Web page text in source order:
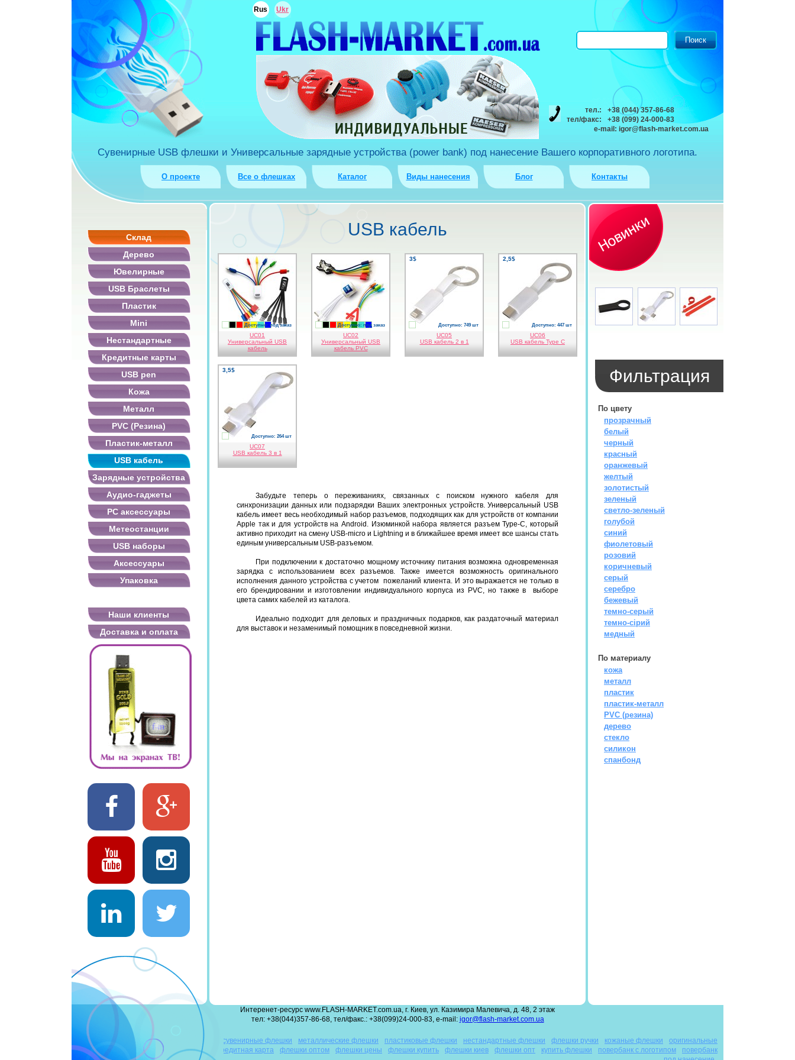
Сувенирные USB флешки и Универсальные зарядные устройства (power bank) под нанесение Вашего корпоративного логотипа.
О проекте Все о флешках Каталог Виды нанесения Блог Контакты
Rus Ukr
USB кабель
UC01
Универсальный USB
кабель
белый
черный
красный
оранжевый
желтый
голубой
синий
Доступно: под заказ
UC02
Универсальный USB
кабель PVC
белый
черный
красный
оранжевый
желтый
зеленый
голубой
синий
Доступно: под заказ
UC05
USB кабель 2 в 1
белый Доступно: 749 шт
3$
UC06
USB кабель Type C
белый Доступно: 447 шт
2,5$
UC07
USB кабель 3 в 1
белый Доступно: 264 шт
3,5$
Забудьте теперь о переживаниях, связанных с поиском нужного кабеля для
синхронизации данных или подзарядки Ваших электронных устройств. Универсальный USB
кабель имеет весь необходимый набор разъемов, подходящих как для устройств от компании
Apple так и для устройств на Android. Изюминкой набора является разъем Type-C, который
активно приходит на смену USB-micro и Lightning и в ближайшее время имеет все шансы стать
единым универсальным USB-разъемом.
При подключении к достаточно мощному источнику питания возможна одновременная
зарядка с использованием всех разъемов. Также имеется возможность оригинального
исполнения данного устройства с учетом пожеланий клиента. И это выражается не только в
его брендировании и изготовлении индивидуального корпуса из PVC, но также в выборе
цвета самих кабелей из каталога.
Идеально подходит для деловых и праздничных подарков, как раздаточный материал
для выставок и незаменимый помощник в повседневной жизни.
Склад
Дерево
Ювелирные
USB Браслеты
Пластик
Mini
Нестандартные
Кредитные карты
USB pen
Кожа
Металл
PVC (Резина)
Пластик-металл
USB кабель
Зарядные устройства
Аудио-гаджеты
PC аксессуары
Метеостанции
USB наборы
Аксессуары
Упаковка
Наши клиенты
Доставка и оплата
Фильтрация
По цвету
прозрачный
белый
черный
красный
оранжевый
желтый
золотистый
зеленый
светло-зеленый
голубой
синий
фиолетовый
розовий
коричневый
серый
серебро
бежевый
темно-серый
темно-сірий
медный
По материалу
кожа
металл
пластик
пластик-металл
PVC (резина)
дерево
стекло
силикон
спанбонд
Интеренет-ресурс www.FLASH-MARKET.com.ua, г. Киев, ул. Казимира Малевича, д. 48, 2 этаж
тел: +38(044)357-86-68, тел/факс.: +38(099)24-000-83, e-mail: igor@flash-market.com.ua
деревянные флешки сувенирные флешки металлические флешки пластиковые флешки нестандартные флешки флешки ручки кожаные флешки
оригинальные
флешки
повербанк оптом флешка-кредитная карта флешки оптом флешки цены флешки купить флешки киев флешки опт купить флешки повербанк с логотипом
повербанк
тел.:
+38 (044) 357-86-68
тел/факс:
+38 (099) 24-000-83
e-mail: igor@flash-market.com.ua